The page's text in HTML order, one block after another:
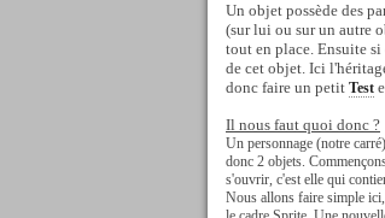
Un objet possède des
(sur lui ou sur un autre
tout en place. Ensuite
de cet objet. Ici
donc faire un petit Test
Il nous faut quoi donc ?
Un personnage (notre
donc 2 objets.
s'ouvrir, c'est elle qui
Nous allons faire simple